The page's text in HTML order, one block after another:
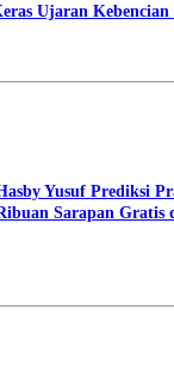
Ujaran Kebencian
Yusuf Prediksi
Sarapan Gratis